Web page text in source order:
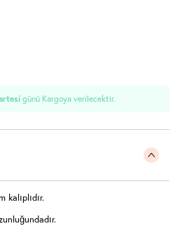
günü Kargoya verilecektir.
kalıplıdır.